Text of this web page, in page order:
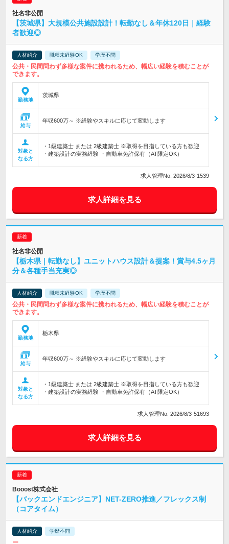
社名非公開
【茨城県】大規模公共施設設計！転勤なし＆年休120日｜経験
者歓迎◎
人材紹介 職種未経験OK 学歴不問
公共・民間問わず多様な案件に携われるため、幅広い経験を積むことが
できます。
勤務地
茨城県
給与
年収600万～ ※経験やスキルに応じて変動します
対象と
なる方
・1級建築士 または 2級建築士 ※取得を目指している方も歓迎
・建築設計の実務経験 ・自動車免許保有（AT限定OK）
求人管理No. 2026/8/3-1539
求人詳細を見る
社名非公開
【栃木県｜転勤なし】ユニットハウス設計＆提案！賞与4.5ヶ月
分＆各種手当充実◎
人材紹介 職種未経験OK 学歴不問
公共・民間問わず多様な案件に携われるため、幅広い経験を積むことが
できます。
勤務地
栃木県
給与
年収600万～ ※経験やスキルに応じて変動します
対象と
なる方
・1級建築士 または 2級建築士 ※取得を目指している方も歓迎
・建築設計の実務経験 ・自動車免許保有（AT限定OK）
求人管理No. 2026/8/3-51693
求人詳細を見る
Booost株式会社
【バックエンドエンジニア】NET-ZERO推進／フレックス制
（コアタイム）
人材紹介 学歴不問
ー